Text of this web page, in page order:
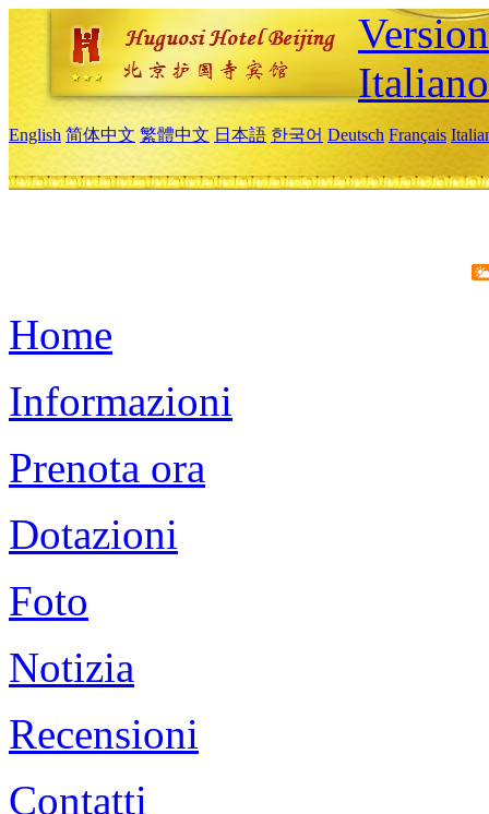
Italiano
English 简体中文 繁體中文 日本語 한국어 Deutsch Français
Home
Informazioni
Prenota ora
Dotazioni
Foto
Notizia
Recensioni
Contatti